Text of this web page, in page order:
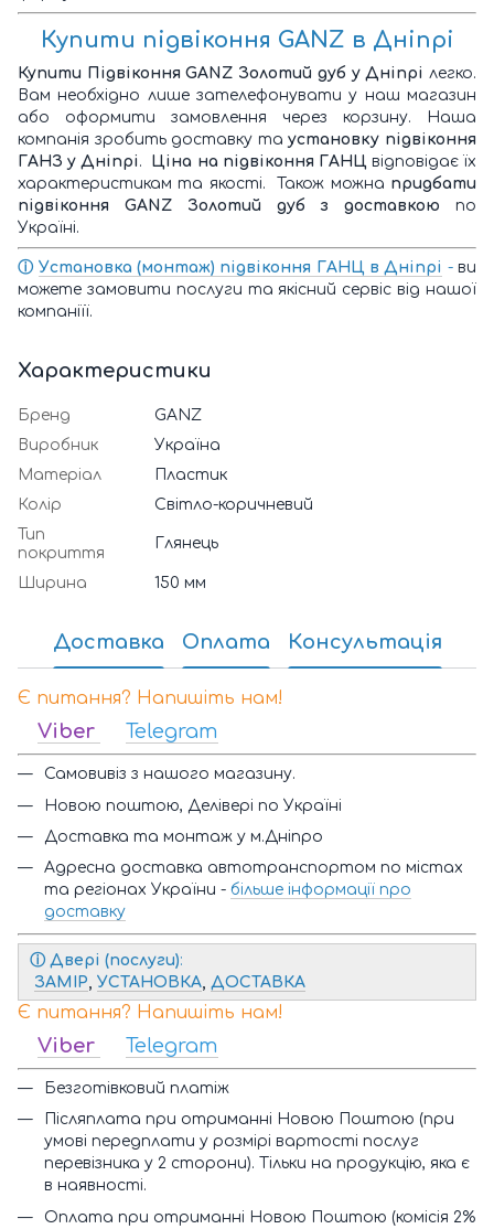
Купити підвіконня GANZ в Дніпрі
Купити Підвіконня GANZ Золотий дуб у Дніпрі легко.
Вам необхідно лише зателефонувати у наш магазин
або оформити замовлення через корзину. Наша
компанія зробить доставку та установку підвіконня
ГАНЗ у Дніпрі . Ціна на підвіконня ГАНЦ відповідає їх
характеристикам та якості. Також можна придбати
підвіконня GANZ Золотий дуб з доставкою по
Україні.
ⓘ Установка (монтаж) підвіконня ГАНЦ в Дніпрі -ви
можете замовити послуги та якісний сервіс від нашої
компаніїї.
Характеристики
Бренд
GANZ
Виробник
Україна
Матеріал
Пластик
Колір
Світло-коричневий
Тип
покриття
Глянець
Ширина 150 мм
Доставка Оплата Консультація
Є питання? Напишіть нам!
Viber Telegram
Самовивіз з нашого магазину.
Новою поштою, Делівері по Україні
Доставка та монтаж у м.Дніпро
Адресна доставка автотранспортом по містах
та регіонах України - більше інформації про
доставку
ⓘ Двері (послуги):
ЗАМІР УСТАНОВКА ДОСТАВКА
Є питання? Напишіть нам!
Viber Telegram
Безготівковий платіж
Післяплата при отриманні Новою Поштою (при
умові передплати у розмірі вартості послуг
перевізника у 2 сторони). Тільки на продукцію, яка є
в наявності.
Оплата при отриманні Новою Поштою (комісія 2%